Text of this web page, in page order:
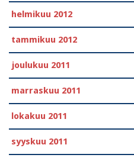
helmikuu 2012
tammikuu 2012
joulukuu 2011
marraskuu 2011
lokakuu 2011
syyskuu 2011